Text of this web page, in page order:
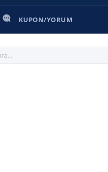
KUPON/YORUM